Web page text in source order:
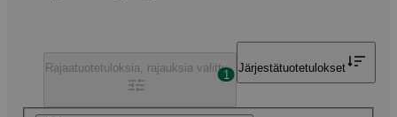
Rajaatuotetuloksia, rajauksia valittu
1
Järjestätuotetulokset